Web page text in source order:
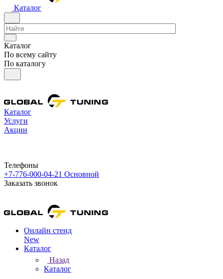
Каталог
Каталог
По всему сайту
По каталогу
Каталог
Услуги
Акции
Телефоны
+7-776-000-04-21 Основной
Заказать звонок
Онлайн стенд
New
Каталог
Назад
Каталог